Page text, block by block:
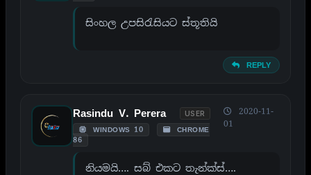
සිංහල උපසිරැසියට ස්තූතියි
REPLY
Rasindu V. Perera USER
WINDOWS 10
CHROME
86
2020-11-
01
නියමයි…. සබ් එකට තැන්ක්ස්….